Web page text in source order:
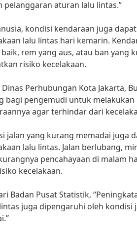
pelanggaran aturan lalu lintas.”
kondisi kendaraan juga
lalu lintas hari kemarin.
rem yang aus, atau ban yang
risiko kecelakaan.
Perhubungan Kota Jakarta,
bagi pengemudi untuk
agar terhindar dari
jalan yang kurang memadai juga
lalu lintas. Jalan berlubang,
pencahayaan di malam
kecelakaan.
Badan Pusat Statistik,
juga dipengaruhi oleh kondisi